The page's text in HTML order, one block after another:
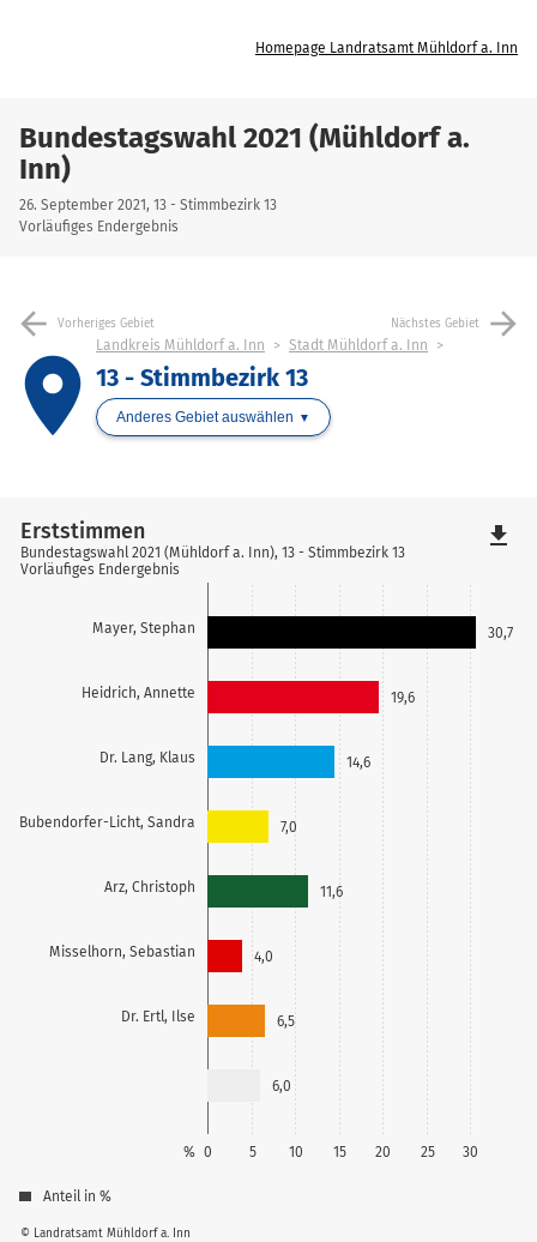
Homepage Landratsamt Mühldorf a. Inn
Bundestagswahl 2021 (Mühldorf a.
Inn)
26. September 2021, 13 - Stimmbezirk 13
Vorläufiges Endergebnis
arrow_back Vorheriges Gebiet Nächstes Gebiet arrow_forward
place
Landkreis Mühldorf a. Inn Stadt Mühldorf a. Inn
13 - Stimmbezirk 13
Anderes Gebiet auswählen
Mayer, Stephan
Heidrich, Annette
Dr. Lang, Klaus
Bubendorfer-Licht, Sandra
Arz, Christoph
Misselhorn, Sebastian
Dr. Ertl, Ilse
0 5 10 15 20 25 30
%
30,7
19,6
14,6
7,0
11,6
4,0
6,5
6,0
© Landratsamt Mühldorf a. Inn
Erststimmen
Bundestagswahl 2021 (Mühldorf a. Inn), 13 - Stimmbezirk 13
Vorläufiges Endergebnis
Anteil in %
file_download